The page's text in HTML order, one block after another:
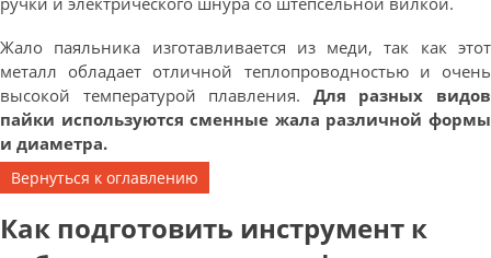
Жало паяльника изготавливается из меди, так как этот
металл обладает отличной теплопроводностью и очень
высокой температурой плавления. Для разных видов
пайки используются сменные жала различной формы
и диаметра.
Вернуться к оглавлению
Как подготовить инструмент к